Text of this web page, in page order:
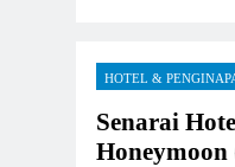
HOTEL &
Senarai
Honeymoon